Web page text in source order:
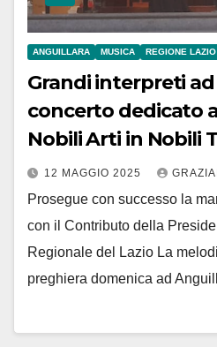
ANGUILLARA MUSICA REGIONE LAZIO
Grandi interpreti
concerto dedicato
Nobili Arti in Nobili
12 MAGGIO 2025
Prosegue con successo la
con il Contributo della
Regionale del Lazio La
preghiera domenica ad